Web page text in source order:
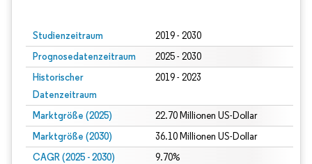
Studienzeitraum 2019 - 2030
Prognosedatenzeitraum 2025 - 2030
Historischer
Datenzeitraum
2019 - 2023
Marktgröße (2025) 22.70 Millionen US-Dollar
Marktgröße (2030) 36.10 Millionen US-Dollar
CAGR (2025 - 2030) 9.70%